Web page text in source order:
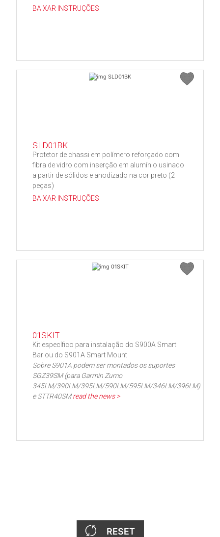
BAIXAR INSTRUÇÕES
SLD01BK
Protetor de chassi em polímero reforçado com
fibra de vidro com inserção em alumínio usinado
a partir de sólidos e anodizado na cor preto (2
peças)
BAIXAR INSTRUÇÕES
01SKIT
Kit específico para instalação do S900A Smart
Bar ou do S901A Smart Mount
Sobre S901A podem ser montados os suportes
SGZ39SM (para Garmin Zumo
345LM/390LM/395LM/590LM/595LM/346LM/396LM)
e STTR40SMread the news >
RESET